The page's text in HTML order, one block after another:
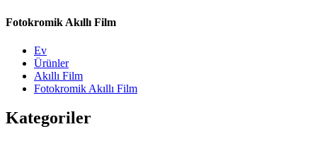
Fotokromik Akıllı Film
Ev
Ürünler
Akıllı Film
Fotokromik Akıllı Film
Kategoriler